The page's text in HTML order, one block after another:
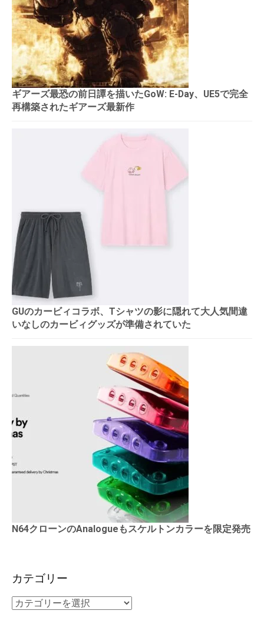
ギアーズ最恐の前日譚を描いたGoW: E-Day、UE5で完全
再構築されたギアーズ最新作
GUのカービィコラボ、Tシャツの影に隠れて大人気間違
いなしのカービィグッズが準備されていた
N64クローンのAnalogueもスケルトンカラーを限定発売
カテゴリー